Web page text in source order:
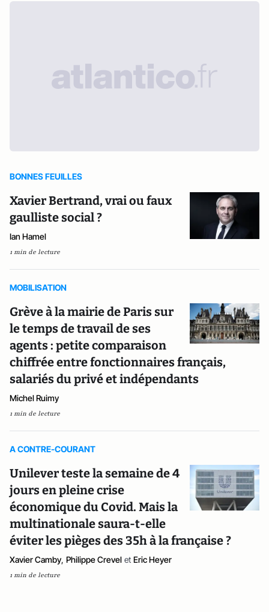
BONNES FEUILLES
Xavier Bertrand, vrai ou faux
gaulliste social ?
Ian Hamel
1 min de lecture
MOBILISATION
Grève à la mairie de Paris sur
le temps de travail de ses
agents : petite comparaison
chiffrée entre fonctionnaires français,
salariés du privé et indépendants
Michel Ruimy
1 min de lecture
A CONTRE-COURANT
Unilever teste la semaine de 4
jours en pleine crise
économique du Covid. Mais la
multinationale saura-t-elle
éviter les pièges des 35h à la française ?
Xavier Camby, Philippe Crevel et Eric Heyer
1 min de lecture